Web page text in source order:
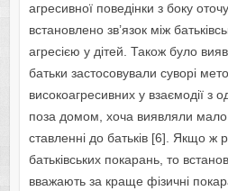
агресивної поведінки з боку
встановлено зв’язок між
агресією у дітей. Також було
батьки застосовували суворі
високоагресивних у взаємодії з
поза домом, хоча виявляли мало
ставленні до батьків [6]. Якщо ж
батьківських покарань, то
вважають за краще фізичні